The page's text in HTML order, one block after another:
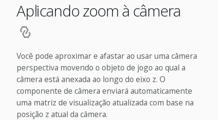
Aplicando zoom à câmera
Você pode aproximar e afastar ao usar uma câmera
perspectiva movendo o objeto de jogo ao qual a
câmera está anexada ao longo do eixo z. O
componente de câmera enviará automaticamente
uma matriz de visualização atualizada com base na
posição z atual da câmera.